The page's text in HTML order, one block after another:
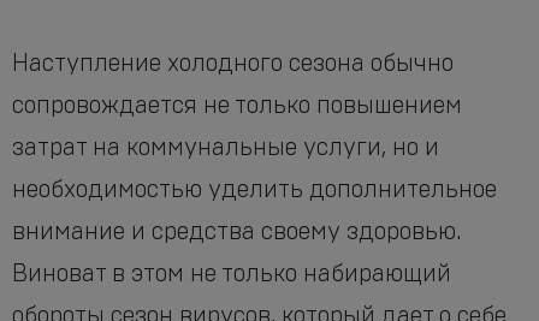
Наступление холодного сезона обычно
сопровождается не только повышением
затрат на коммунальные услуги, но и
необходимостью уделить дополнительное
внимание и средства своему здоровью.
Виноват в этом не только набирающий